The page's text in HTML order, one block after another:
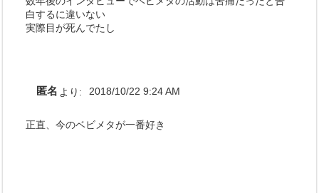
白するに違いない
実際目が死んでたし
匿名 より: 2018/10/22 9:24 AM
正直、今のベビメタが一番好き